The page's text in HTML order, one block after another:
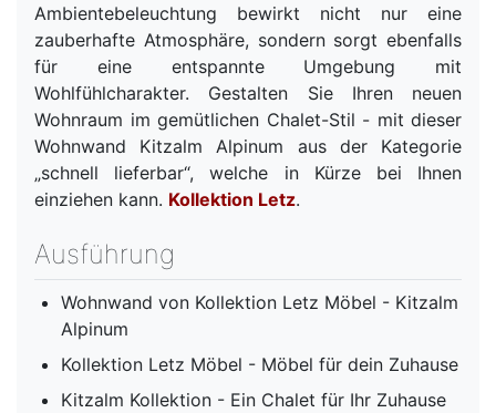
Ambientebeleuchtung bewirkt nicht nur eine
zauberhafte Atmosphäre, sondern sorgt ebenfalls
für eine entspannte Umgebung mit
Wohlfühlcharakter. Gestalten Sie Ihren neuen
Wohnraum im gemütlichen Chalet-Stil - mit dieser
Wohnwand Kitzalm Alpinum aus der Kategorie
„schnell lieferbar“, welche in Kürze bei Ihnen
einziehen kann. Kollektion Letz.
Ausführung
Wohnwand von Kollektion Letz Möbel - Kitzalm
Alpinum
Kollektion Letz Möbel - Möbel für dein Zuhause
Kitzalm Kollektion - Ein Chalet für Ihr Zuhause